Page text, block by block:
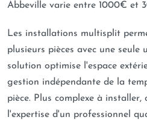
Abbeville varie entre 1000€ et
Les installations multisplit
plusieurs pièces avec une seule
solution optimise l'espace
gestion indépendante de la
pièce. Plus complexe à installer,
l'expertise d'un professionnel